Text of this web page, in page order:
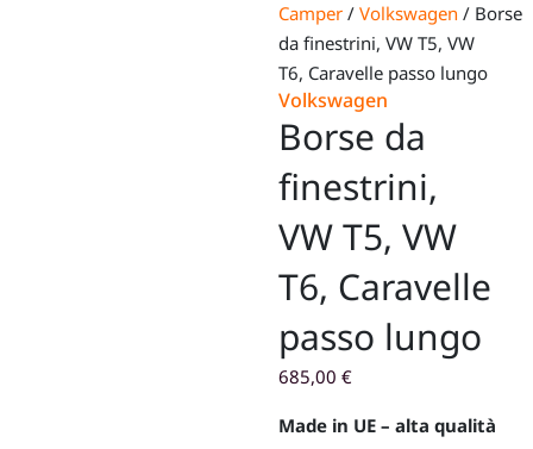
Camper / Volkswagen / Borse
da finestrini, VW T5, VW
T6, Caravelle passo lungo
Volkswagen
Borse da
finestrini,
VW T5, VW
T6, Caravelle
passo lungo
685,00 €
Made in UE – alta qualità